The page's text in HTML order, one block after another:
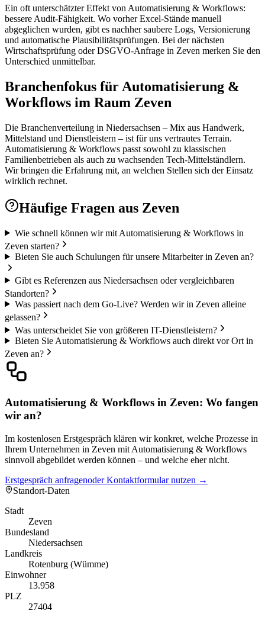
Ein oft unterschätzter Effekt von Automatisierung & Workflows:
bessere Audit-Fähigkeit. Wo vorher Excel-Stände manuell
abgeglichen wurden, gibt es nachher saubere Logs, Versionierung
und automatische Plausibilitätsprüfungen. Bei der nächsten
Wirtschaftsprüfung oder DSGVO-Anfrage in Zeven merken Sie den
Unterschied unmittelbar.
Branchenfokus für Automatisierung &
Workflows im Raum Zeven
Die Branchenverteilung in Niedersachsen – Mix aus Handwerk,
Mittelstand und Dienstleistern – ist für uns vertrautes Terrain.
Automatisierung & Workflows passt sowohl zu klassischen
Familienbetrieben als auch zu wachsenden Tech-Mittelständlern.
Wir bringen die Erfahrung mit, an welchen Stellen sich der Einsatz
wirklich rechnet.
Häufige Fragen aus Zeven
Wie schnell können wir mit Automatisierung & Workflows in
Zeven starten?
Bieten Sie auch Schulungen für unsere Mitarbeiter in Zeven an?
Gibt es Referenzen aus Niedersachsen oder vergleichbaren
Standorten?
Was passiert nach dem Go-Live? Werden wir in Zeven alleine
gelassen?
Was unterscheidet Sie von größeren IT-Dienstleistern?
Bieten Sie Automatisierung & Workflows auch direkt vor Ort in
Zeven an?
Automatisierung & Workflows in Zeven: Wo fangen
wir an?
Im kostenlosen Erstgespräch klären wir konkret, welche Prozesse in
Ihrem Unternehmen in Zeven mit Automatisierung & Workflows
sinnvoll abgebildet werden können – und welche eher nicht.
Erstgespräch anfragenoder Kontaktformular nutzen →
Standort-Daten
Stadt
Zeven
Bundesland
Niedersachsen
Landkreis
Rotenburg (Wümme)
Einwohner
13.958
PLZ
27404